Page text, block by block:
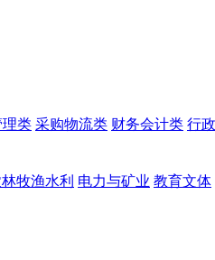
理类 采购物流类 财务会计类 行
牧渔水利 电力与矿业 教育文体